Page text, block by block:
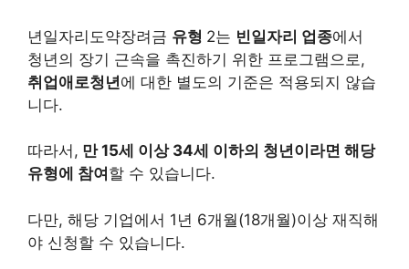
년일자리도약장려금 유형 2는 빈일자리 업종에서
청년의 장기 근속을 촉진하기 위한 프로그램으로,
취업애로청년에 대한 별도의 기준은 적용되지 않습
니다.
따라서, 만 15세 이상 34세 이하의 청년이라면 해당
유형에 참여 할 수 있습니다.
다만, 해당 기업에서 1년 6개월(18개월)이상 재직해
야 신청할 수 있습니다.